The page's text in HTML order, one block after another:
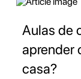
Aulas de
aprender
casa?